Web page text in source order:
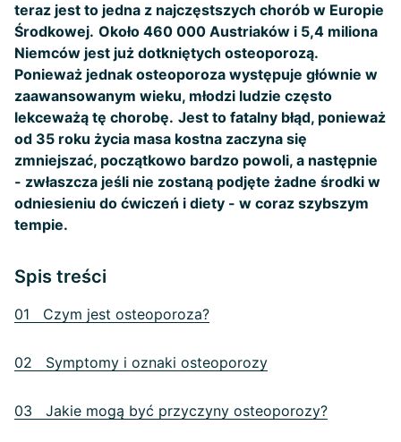
teraz jest to jedna z najczęstszych chorób w Europie
Środkowej. Około 460 000 Austriaków i 5,4 miliona
Niemców jest już dotkniętych osteoporozą.
Ponieważ jednak osteoporoza występuje głównie w
zaawansowanym wieku, młodzi ludzie często
lekceważą tę chorobę. Jest to fatalny błąd, ponieważ
od 35 roku życia masa kostna zaczyna się
zmniejszać, początkowo bardzo powoli, a następnie
- zwłaszcza jeśli nie zostaną podjęte żadne środki w
odniesieniu do ćwiczeń i diety - w coraz szybszym
tempie.
Spis treści
01 Czym jest osteoporoza?
02 Symptomy i oznaki osteoporozy
03 Jakie mogą być przyczyny osteoporozy?